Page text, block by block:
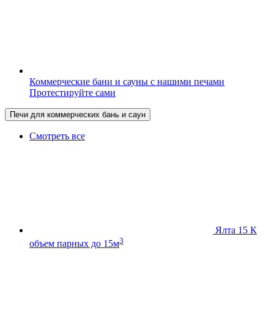
Коммерческие бани и сауны с нашими печами
Протестируйте сами
Печи для коммерческих бань и саун
Смотреть все
Ялта 15 К
объем парных до 15м3